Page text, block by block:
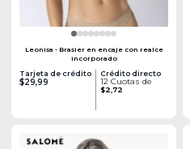
Leonisa - Brasier en encaje con realce
incorporado
Tarjeta de crédito
$29,99
Crédito directo
12 Cuotas de
$2,72